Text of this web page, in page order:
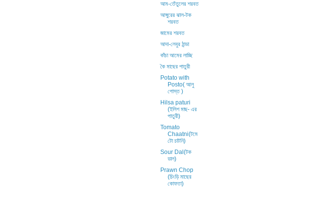
আম-তেঁতুলের শরবত
আঙ্গুরের ঝাল-টক
শরবত
জামের শরবত
আদা-লেবুর ঠান্ডা
কাঁচা আমের লাচ্ছি
কৈ মাছের পাতুরী
Potato with
Posto( আলু
পোস্ত )
Hilsa paturi
(ইলিশ মাছ- এর
পাতুরী)
Tomato
Chaatni(টমে
টো চাটনি)
Sour Dal(টক
ডাল)
Prawn Chop
(চিংড়ি মাছের
কোফতা)